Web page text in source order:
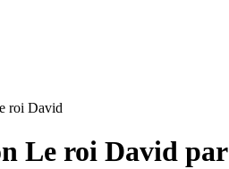
roi David
Le roi David par